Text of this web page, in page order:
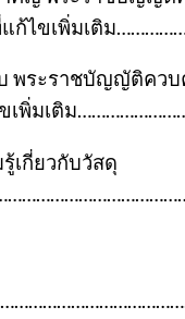
ก้ไขเพิ่มเติม
ะราชบัญญัติควบคุ
เพิ่มเติม
เกี่ยวกับวัสดุ